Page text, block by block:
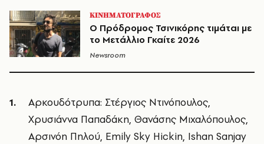
ΚΙΝΗΜΑΤΟΓΡΑΦΟΣ
Ο Πρόδρομος Τσινικόρης τιμάται με
το Μετάλλιο Γκαίτε 2026
Newsroom
Αρκουδότρυπα: Στέργιος Ντινόπουλος,
Χρυσιάννα Παπαδάκη, Θανάσης Μιχαλόπουλος,
Αρσινόη Πηλού, Emily Sky Hickin, Ishan Sanjay